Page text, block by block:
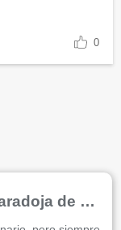
0
La función que sale mal. La paradoja de triunfar fallando estrepitosamente